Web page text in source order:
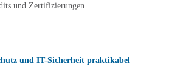
und Zertifizierungen
und IT-Sicherheit praktikabel